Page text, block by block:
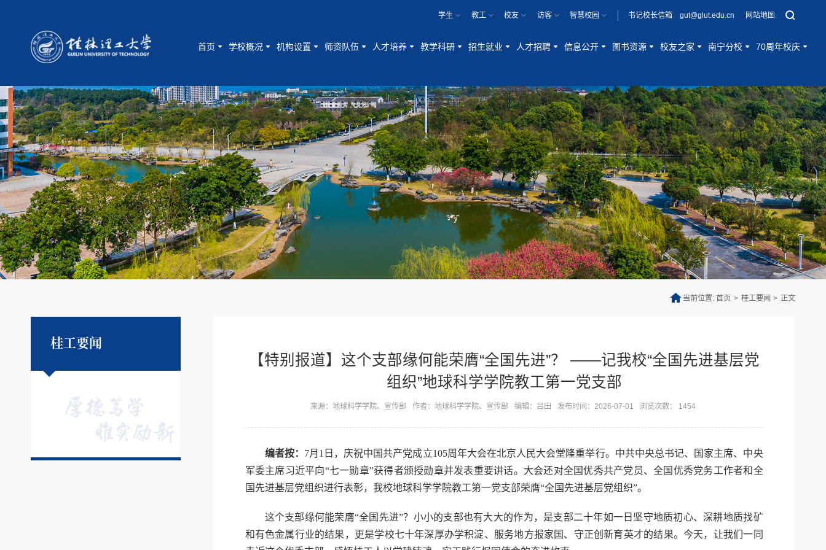
学生 教工 校友 访客 智慧校园 书记校长信箱 gut@glut.edu.cn 网站地图
首页 学校概况 机构设置 师资队伍 人才培养 教学科研 招生就业 人才招聘 信息公开 图书资源 校友之家 南宁分校 70周年校庆
当前位置: 首页 > 桂工要闻 > 正文
桂工要闻
【特别报道】这个支部缘何能荣膺“全国先进”？ ——记我校“全国先进基层党
组织”地球科学学院教工第一党支部
来源：地球科学学院、宣传部 作者：地球科学学院、宣传部 编辑：吕田 发布时间：2026-07-01 浏览次数： 1454
编者按： 7月1日，庆祝中国共产党成立105周年大会在北京人民大会堂隆重举行。中共中央总书记、国家主席、中央
军委主席习近平向“七一勋章”获得者颁授勋章并发表重要讲话。大会还对全国优秀共产党员、全国优秀党务工作者和全
国先进基层党组织进行表彰，我校地球科学学院教工第一党支部荣膺“全国先进基层党组织”。
这个支部缘何能荣膺“全国先进”？小小的支部也有大大的作为，是支部二十年如一日坚守地质初心、深耕地质找矿
和有色金属行业的结果，更是学校七十年深厚办学积淀、服务地方报家国、守正创新育英才的结果。今天，让我们一同